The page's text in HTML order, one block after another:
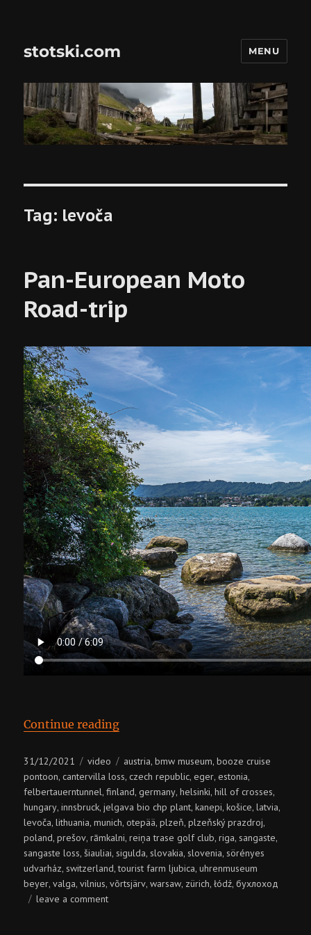
stotski.com MENU
Tag: levoča
Pan-European Moto
Road-trip
Continue reading“Pan-European Moto Road-trip”
Posted
on
31/12/2021 Categories
video Tags
austria,bmw museum,booze cruise
pontoon,cantervilla loss,czech republic,eger,estonia,
felbertauerntunnel,finland,germany,helsinki,hill of crosses,
hungary,innsbruck,jelgava bio chp plant,kanepi,košice,latvia,
levoča,lithuania,munich,otepää,plzeň,plzeňský prazdroj,
poland,prešov,rāmkalni,reiņa trase golf club,riga, sangaste,
sangaste loss,šiauliai, sigulda, slovakia, slovenia, sörényes
udvarház, switzerland,tourist farm ljubica,uhrenmuseum
beyer,valga,vilnius,võrtsjärv,warsaw, zürich,łódź,бухлоход
leave a commenton